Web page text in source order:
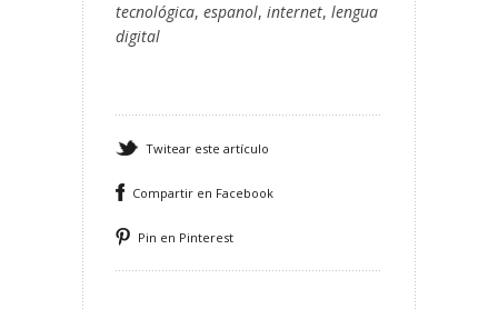
tecnológica, espanol, internet, lengua
digital
Twitear este artículo
Compartir en Facebook
Pin en Pinterest